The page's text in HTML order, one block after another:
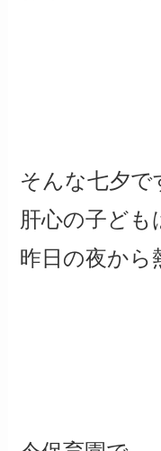
そんな七夕で
肝心の子ども
昨日の夜か